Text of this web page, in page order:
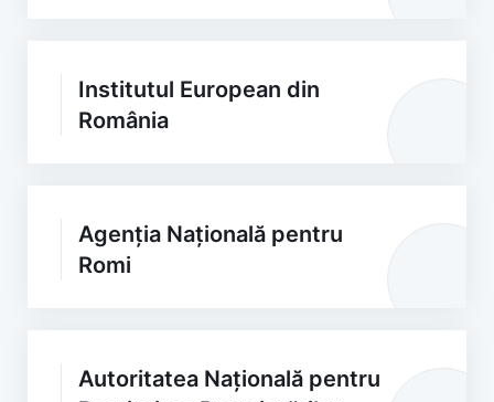
Institutul European din
România
Agenția Națională pentru
Romi
Autoritatea Națională pentru